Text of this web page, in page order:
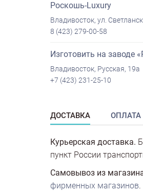
Роскошь-Luxury
Владивосток, ул.
8 (423) 279-00-58
Изготовить на заводе
Владивосток, Русская, 19а
+7 (423) 231-25-10
ДОСТАВКА ОПЛАТА
Курьерская доставка.
пункт России
Самовывоз из
фирменных магазинов.